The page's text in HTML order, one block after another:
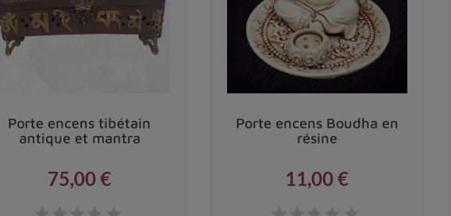
Porte encens tibétain
antique et mantra
75,00 €
Porte encens Boudha en
résine
11,00 €